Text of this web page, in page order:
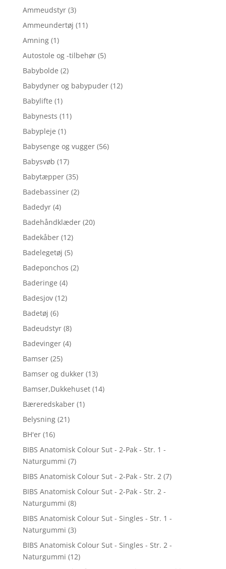
Ammeudstyr (3)
Ammeundertøj (11)
Amning (1)
Autostole og -tilbehør (5)
Babybolde (2)
Babydyner og babypuder (12)
Babylifte (1)
Babynests (11)
Babypleje (1)
Babysenge og vugger (56)
Babysvøb (17)
Babytæpper (35)
Badebassiner (2)
Badedyr (4)
Badehåndklæder (20)
Badekåber (12)
Badelegetøj (5)
Badeponchos (2)
Baderinge (4)
Badesjov (12)
Badetøj (6)
Badeudstyr (8)
Badevinger (4)
Bamser (25)
Bamser og dukker (13)
Bamser,Dukkehuset (14)
Bæreredskaber (1)
Belysning (21)
BH'er (16)
BIBS Anatomisk Colour Sut - 2-Pak - Str. 1 -
Naturgummi (7)
BIBS Anatomisk Colour Sut - 2-Pak - Str. 2 (7)
BIBS Anatomisk Colour Sut - 2-Pak - Str. 2 -
Naturgummi (8)
BIBS Anatomisk Colour Sut - Singles - Str. 1 -
Naturgummi (3)
BIBS Anatomisk Colour Sut - Singles - Str. 2 -
Naturgummi (12)